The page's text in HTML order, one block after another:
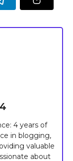
4 years of
in blogging,
valuable
about